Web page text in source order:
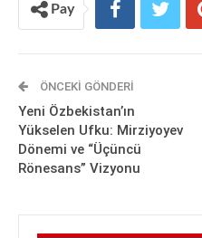
Pay
ÖNCEKI GÖNDERI
Yeni Özbekistan’ın
Yükselen Ufku: Mirziyoyev
Dönemi ve “Üçüncü
Rönesans” Vizyonu